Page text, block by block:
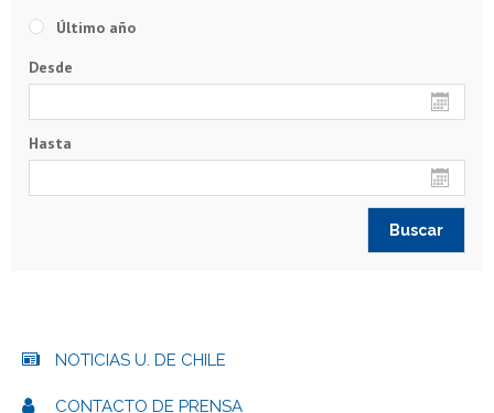
Último año
Desde
Hasta
NOTICIAS U. DE CHILE
CONTACTO DE PRENSA